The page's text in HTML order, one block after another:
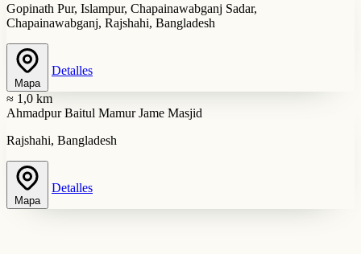
Gopinath Pur, Islampur, Chapainawabganj Sadar,
Chapainawabganj, Rajshahi, Bangladesh
Mapa
Detalles
≈ 1,0 km
Ahmadpur Baitul Mamur Jame Masjid
Rajshahi, Bangladesh
Mapa
Detalles